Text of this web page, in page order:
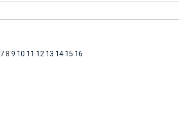
78 9 10 11 12 13 14 15 16